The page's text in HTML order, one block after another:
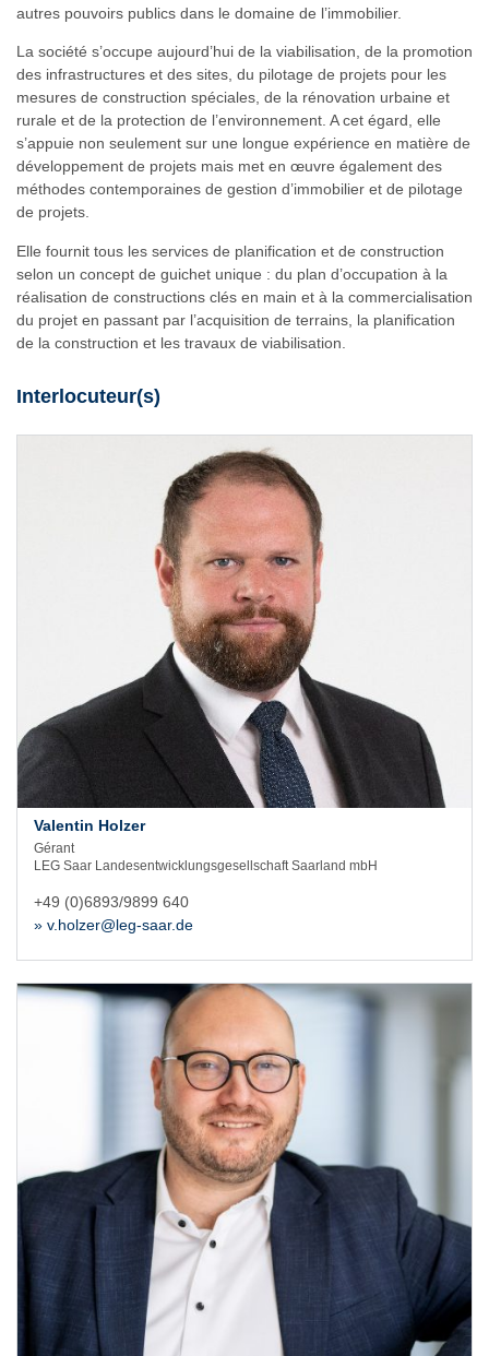
autres pouvoirs publics dans le domaine de l’immobilier.
La société s’occupe aujourd’hui de la viabilisation, de la promotion
des infrastructures et des sites, du pilotage de projets pour les
mesures de construction spéciales, de la rénovation urbaine et
rurale et de la protection de l’environnement. A cet égard, elle
s’appuie non seulement sur une longue expérience en matière de
développement de projets mais met en œuvre également des
méthodes contemporaines de gestion d’immobilier et de pilotage
de projets.
Elle fournit tous les services de planification et de construction
selon un concept de guichet unique : du plan d’occupation à la
réalisation de constructions clés en main et à la commercialisation
du projet en passant par l’acquisition de terrains, la planification
de la construction et les travaux de viabilisation.
Interlocuteur(s)
Valentin Holzer
Gérant
LEG Saar Landesentwicklungsgesellschaft Saarland mbH
+49 (0)6893/9899 640
» v.holzer@leg-saar.de